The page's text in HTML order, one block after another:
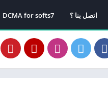
اتصل بنا ؟ DCMA for softs7